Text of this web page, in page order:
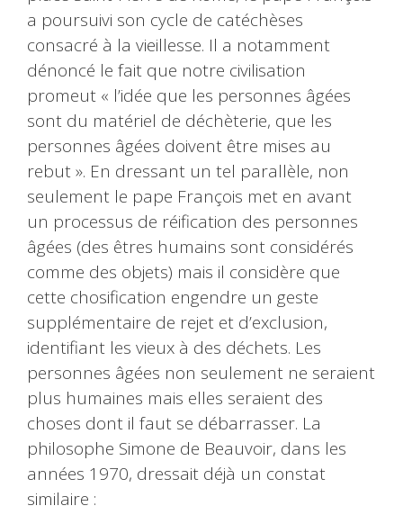
a poursuivi son cycle de catéchèses
consacré à la vieillesse. Il a notamment
dénoncé le fait que notre civilisation
promeut « l’idée que les personnes âgées
sont du matériel de déchèterie, que les
personnes âgées doivent être mises au
rebut ». En dressant un tel parallèle, non
seulement le pape François met en avant
un processus de réification des personnes
âgées (des êtres humains sont considérés
comme des objets) mais il considère que
cette chosification engendre un geste
supplémentaire de rejet et d’exclusion,
identifiant les vieux à des déchets. Les
personnes âgées non seulement ne seraient
plus humaines mais elles seraient des
choses dont il faut se débarrasser. La
philosophe Simone de Beauvoir, dans les
années 1970, dressait déjà un constat
similaire :